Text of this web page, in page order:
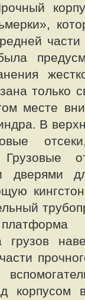
части
только
месте
В
дверями
грузов